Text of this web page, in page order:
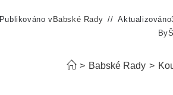
Publikováno v Babské Rady Aktualizováno
By
> Babské Rady >